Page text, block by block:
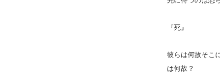
『死』
彼らは何故そこ
は何故？